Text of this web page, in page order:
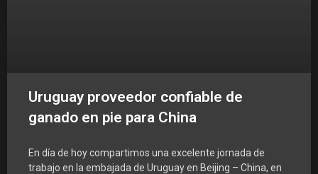
Uruguay proveedor confiable de
ganado en pie para China
En día de hoy compartimos una excelente jornada de
trabajo en la embajada de Uruguay en Beijing – China, en